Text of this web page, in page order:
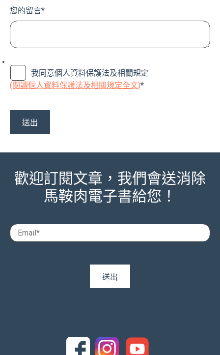
您的留言*
我同意個人資料保護法及相關規定
(閱讀個人資料保護法及相關規定全文)*
歡迎訂閱文章，我們會送消除
馬鞍肉電子書給您！